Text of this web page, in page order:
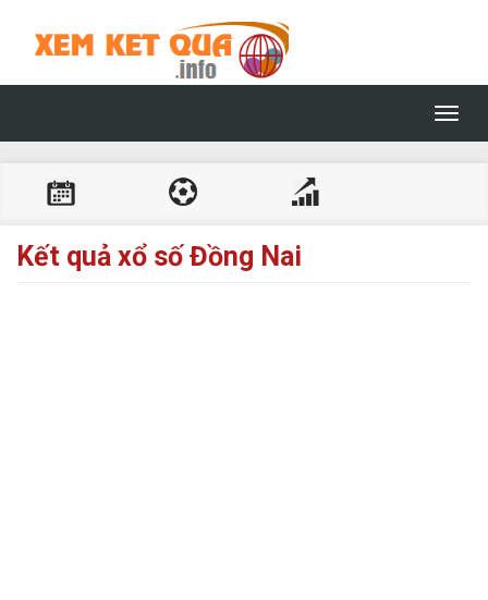
Kết quả xổ số Đồng Nai